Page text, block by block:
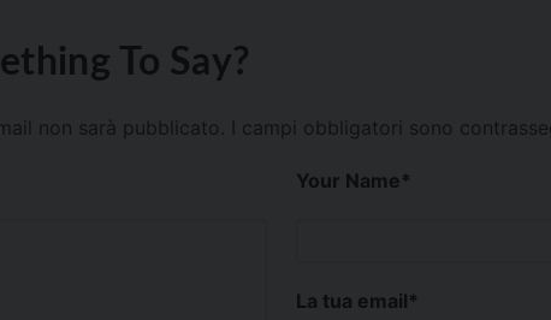
To Say?
non sarà pubblicato. I campi obbligatori sono
Your Name*
La tua email*